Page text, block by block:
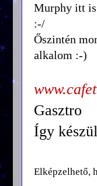
Murphy itt is
:-/
Őszintén
alkalom :-)
Gasztro
Így
Elképzelhető,